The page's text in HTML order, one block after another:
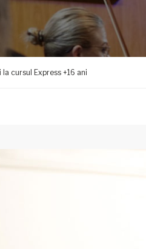
la cursul Express +16 ani